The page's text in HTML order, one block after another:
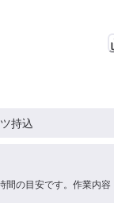
持込
間の目安です。作業内容